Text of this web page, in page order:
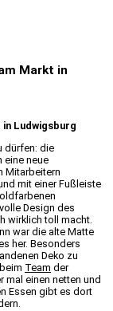
Markt in
Ludwigsburg
dürfen: die
eine neue
Mitarbeitern
mit einer Fußleiste
Design des
wirklich toll macht.
war die alte Matte
her. Besonders
Deko zu
Team der
mal einen netten und
Essen gibt es dort